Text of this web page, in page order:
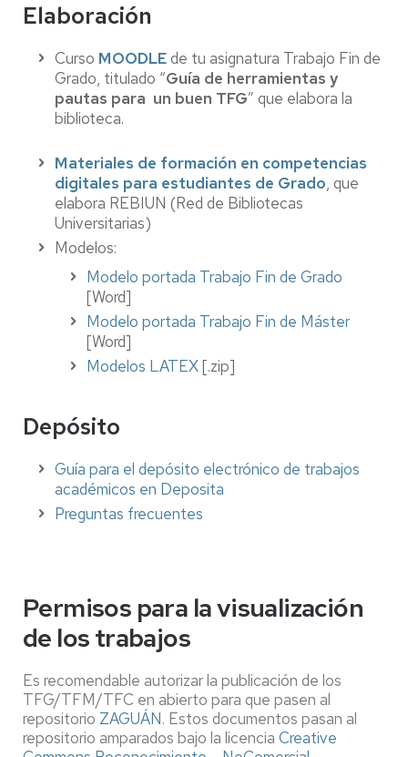
Elaboración
Curso MOODLEde tu asignatura Trabajo Fin de
Grado, titulado “Guía de herramientas y
pautas para un buen TFG” que elabora la
biblioteca.
Materiales de formación en competencias
digitales para estudiantes de Grado, que
elabora REBIUN (Red de Bibliotecas
Universitarias)
Modelos:
Modelo portada Trabajo Fin de Grado
[Word]
Modelo portada Trabajo Fin de Máster
[Word]
Modelos LATEX[.zip]
Depósito
Guía para el depósito electrónico de trabajos
académicos en Deposita
Preguntas frecuentes
Permisos para la visualización
de los trabajos
Es recomendable autorizar la publicación de los
TFG/TFM/TFC en abierto para que pasen al
repositorio ZAGUÁN. Estos documentos pasan al
repositorio amparados bajo la licencia Creative